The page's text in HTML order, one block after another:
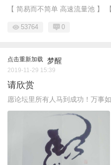
【 简易而不简单 高速流量池 】
53764 0
点击重新加载 梦醒
2019-11-29 15:39
请欣赏
愿论坛里所有人马到成功！万事如